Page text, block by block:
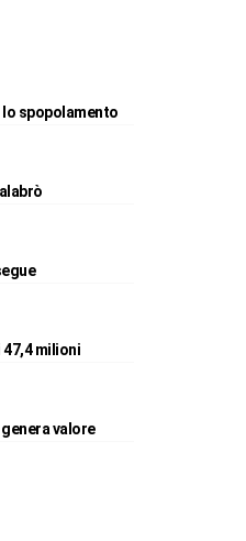
lo spopolamento
47,4 milioni
valore